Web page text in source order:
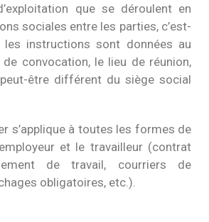
que se déroulent en
sociales entre les parties, c’est-
instructions sont données au
convocation, le lieu de réunion,
être différent du siège social
s’applique à toutes les formes de
et le travailleur (contrat
de travail, courriers de
obligatoires, etc.).